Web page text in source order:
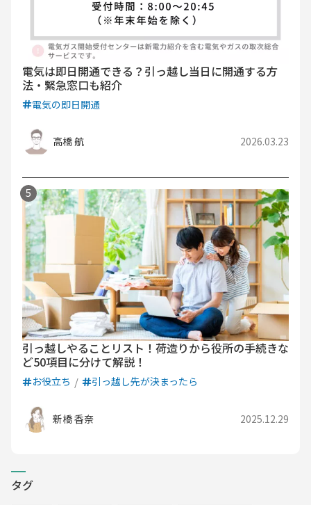
電気は即日開通できる？引っ越し当日に開通する方
法・緊急窓口も紹介
電気の即日開通
高橋 航 2026.03.23
引っ越しやることリスト！荷造りから役所の手続きな
ど50項目に分けて解説！
お役立ち 引っ越し先が決まったら
新橋 香奈 2025.12.29
タグ